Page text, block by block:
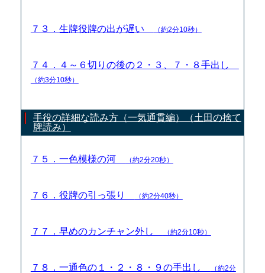
７３．生牌役牌の出が遅い （約2分10秒）
７４．４～６切りの後の２・３、７・８手出し
（約3分10秒）
手役の詳細な読み方（一気通貫編）（土田の捨て
牌読み）
７５．一色模様の河 （約2分20秒）
７６．役牌の引っ張り （約2分40秒）
７７．早めのカンチャン外し （約2分10秒）
７８．一通色の１・２・８・９の手出し
（約2分